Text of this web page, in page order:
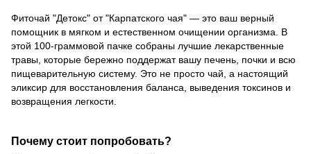
Фиточай "Детокс" от "Карпатского чая" — это ваш верный
помощник в мягком и естественном очищении организма. В
этой 100-граммовой пачке собраны лучшие лекарственные
травы, которые бережно поддержат вашу печень, почки и всю
пищеварительную систему. Это не просто чай, а настоящий
эликсир для восстановления баланса, выведения токсинов и
возвращения легкости.
Почему стоит попробовать?